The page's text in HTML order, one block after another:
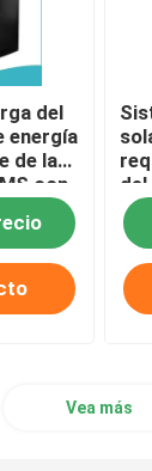
del
energía
de la
con
del
Vea más